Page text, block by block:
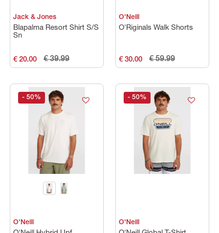
Jack & Jones
Blapalma Resort Shirt S/S
Sn
€ 20.00 € 39.99
O'Neill
O'Riginals Walk Shorts
€ 30.00 € 59.99
O'Neill
- 50%
O'Neill
- 50%